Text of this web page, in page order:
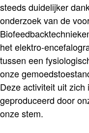
steeds duidelijker
onderzoek van de
het elektro-
tussen een
onze
Deze activiteit uit
geproduceerd door
onze stem.